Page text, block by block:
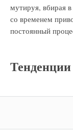
мутируя, вбирая
со временем
постоянный
Тенденции